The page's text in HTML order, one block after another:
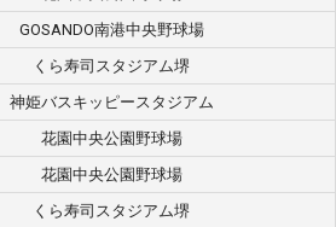
GOSANDO南港中央野球場
くら寿司スタジアム堺
神姫バスキッピースタジアム
花園中央公園野球場
花園中央公園野球場
くら寿司スタジアム堺